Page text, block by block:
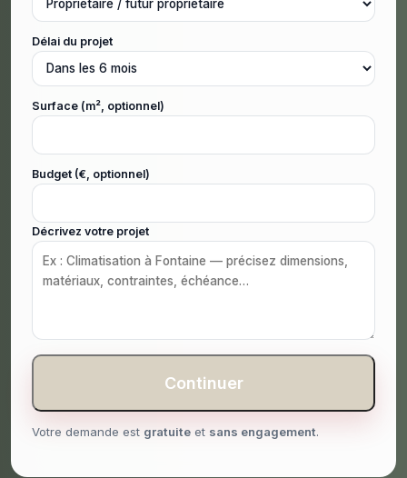
Délai du projet
Surface (m², optionnel)
Budget (€, optionnel)
Décrivez votre projet
Continuer
Votre demande est gratuite et sans engagement.